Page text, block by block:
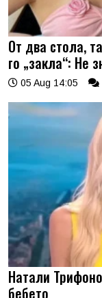
От два стола,
го „закла“: Не
05 Aug 14:05
Натали
бебето